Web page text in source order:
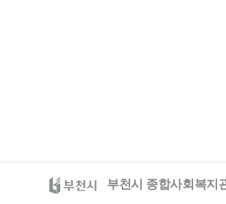
부천시 종합사회복지